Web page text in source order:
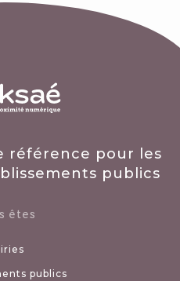
référence pour les
publics
êtes
publics